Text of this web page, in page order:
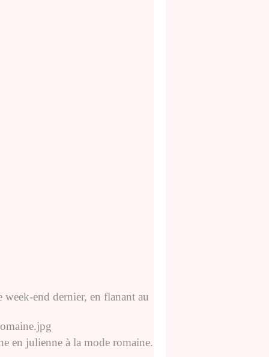
week-end dernier, en flanant au
en julienne à la mode romaine.